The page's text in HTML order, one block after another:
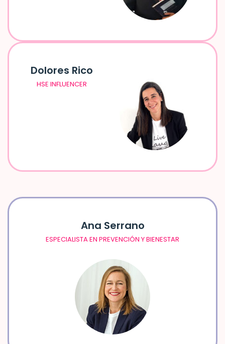
Dolores Rico
HSE INFLUENCER
Ana Serrano
ESPECIALISTA EN PREVENCIÓN Y BIENESTAR